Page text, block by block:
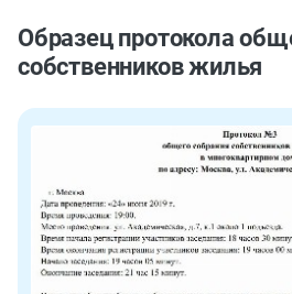
Образец протокола
собственников жилья